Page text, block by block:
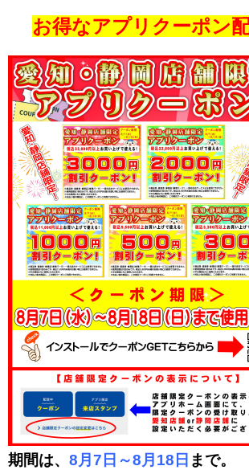
お得なアプリクーポン
期間は、 8月7日～8月18日 まで。